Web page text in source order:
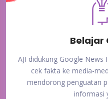
Belajar
AJI didukung Google
cek fakta ke media-
mendorong penguatan
informasi